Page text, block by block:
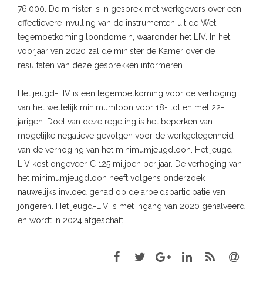
76.000. De minister is in gesprek met werkgevers over een
effectievere invulling van de instrumenten uit de Wet
tegemoetkoming loondomein, waaronder het LIV. In het
voorjaar van 2020 zal de minister de Kamer over de
resultaten van deze gesprekken informeren.
Het jeugd-LIV is een tegemoetkoming voor de verhoging
van het wettelijk minimumloon voor 18- tot en met 22-
jarigen. Doel van deze regeling is het beperken van
mogelijke negatieve gevolgen voor de werkgelegenheid
van de verhoging van het minimumjeugdloon. Het jeugd-
LIV kost ongeveer € 125 miljoen per jaar. De verhoging van
het minimumjeugdloon heeft volgens onderzoek
nauwelijks invloed gehad op de arbeidsparticipatie van
jongeren. Het jeugd-LIV is met ingang van 2020 gehalveerd
en wordt in 2024 afgeschaft.